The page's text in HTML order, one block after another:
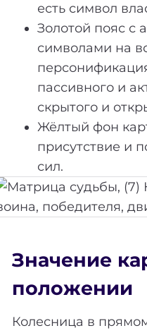
есть символ
Золотой пояс с
символами на
пассивного и
скрытого и
Жёлтый фон
присутствие и
сил.
Значение
положении
Колесница в